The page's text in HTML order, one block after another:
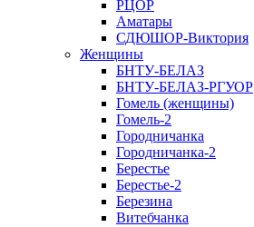
РЦОР
Аматары
СДЮШОР-Виктория
Женщины
БНТУ-БЕЛАЗ
БНТУ-БЕЛАЗ-РГУОР
Гомель (женщины)
Гомель-2
Городничанка
Городничанка-2
Берестье
Берестье-2
Березина
Витебчанка